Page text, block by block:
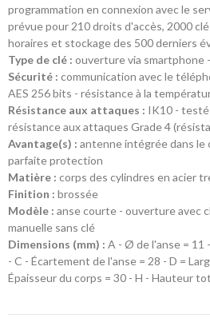
programmation en connexion avec le
prévue pour 210 droits d'accès, 2000
horaires et stockage des 500 derniers
Type de clé : ouverture via smartphone
Sécurité : communication avec le
AES 256 bits - résistance à la
Résistance aux attaques : IK10 - testé
résistance aux attaques Grade 4
Avantage(s) : antenne intégrée dans le
parfaite protection
Matière : corps des cylindres en acier
Finition : brossée
Modèle : anse courte - ouverture avec
manuelle sans clé
Dimensions (mm) : A - Ø de l'anse = 11
- C - Écartement de l'anse = 28 - D =
Épaisseur du corps = 30 - H - Hauteur